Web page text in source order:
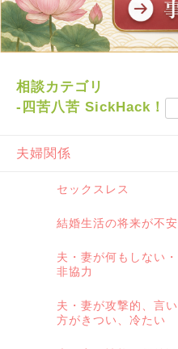
相談カテゴリ
-四苦八苦 SickHack！
夫婦関係
セックスレス
結婚生活の将来が不安
夫・妻が何もしない・
非協力
夫・妻が攻撃的、言い
方がきつい、冷たい